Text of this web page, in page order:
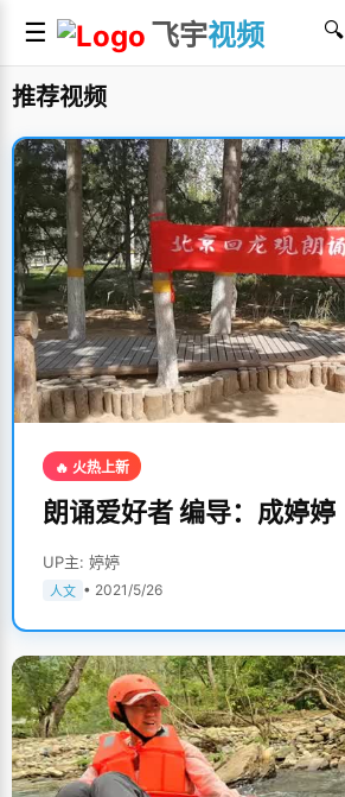
☰ 飞宇视频 🔍
推荐视频
🔥 火热上新
朗诵爱好者 编导：成婷婷
UP主: 婷婷
人文 • 2021/5/26